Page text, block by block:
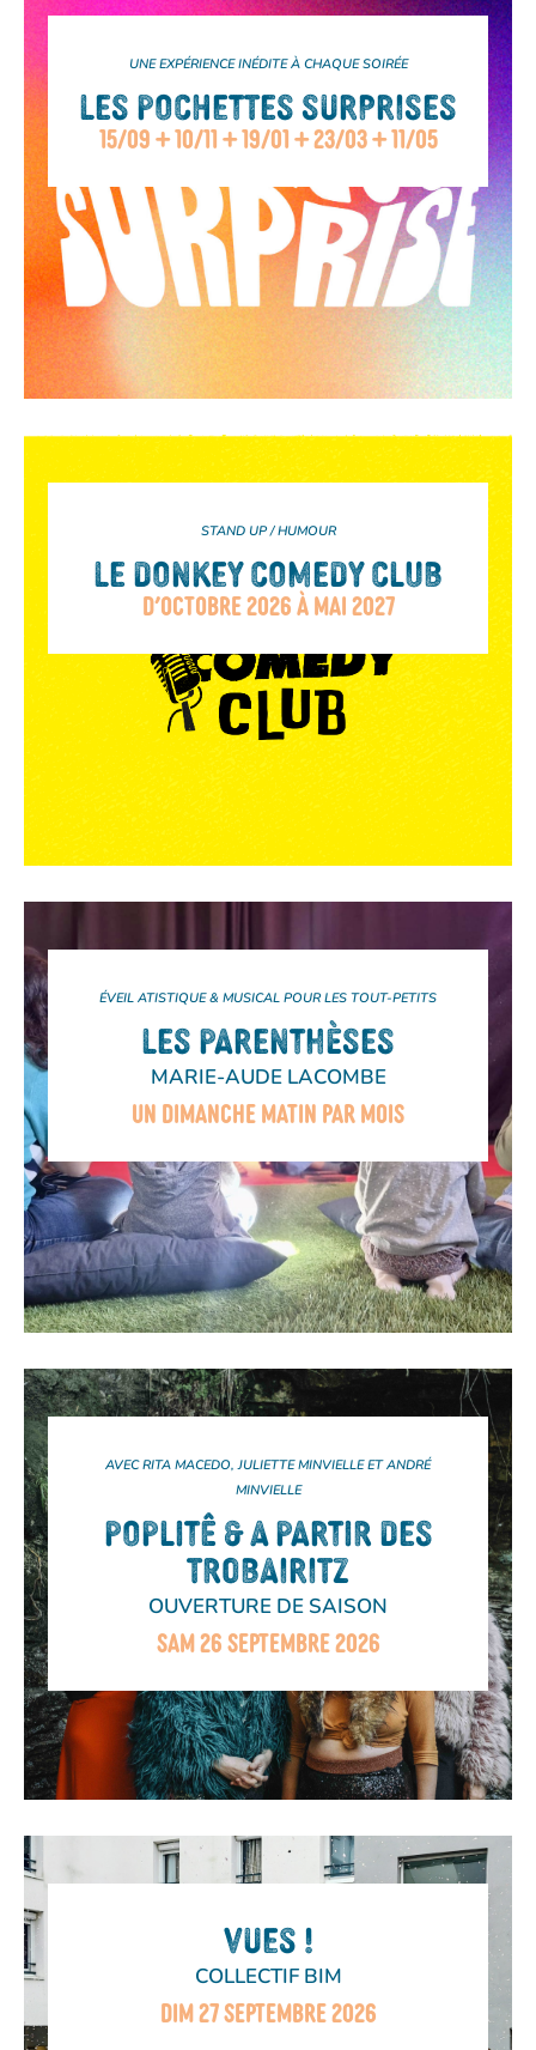
UNE EXPÉRIENCE INÉDITE À CHAQUE SOIRÉE
LES POCHETTES SURPRISES
15/09 + 10/11 + 19/01 + 23/03 + 11/05
STAND UP / HUMOUR
LE DONKEY COMEDY CLUB
D’OCTOBRE 2026 À MAI 2027
ÉVEIL ATISTIQUE & MUSICAL POUR LES TOUT-PETITS
LES PARENTHÈSES
MARIE-AUDE LACOMBE
UN DIMANCHE MATIN PAR MOIS
AVEC RITA MACEDO, JULIETTE MINVIELLE ET ANDRÉ
MINVIELLE
POPLITÊ & A PARTIR DES
TROBAIRITZ
OUVERTURE DE SAISON
SAM 26 SEPTEMBRE 2026
VUES !
COLLECTIF BIM
DIM 27 SEPTEMBRE 2026